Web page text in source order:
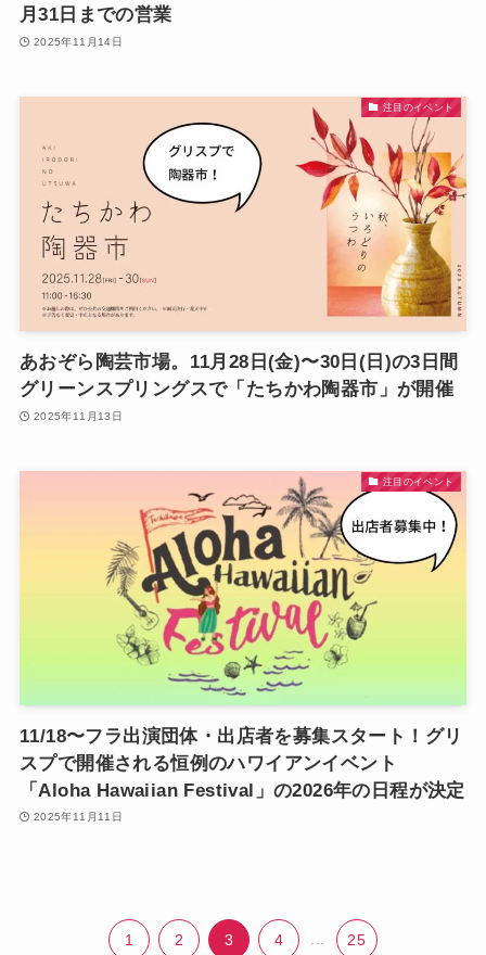
月31日までの営業
2025年11月14日
注目のイベント
あおぞら陶芸市場。11月28日(金)〜30日(日)の3日間
グリーンスプリングスで「たちかわ陶器市」が開催
2025年11月13日
注目のイベント
11/18〜フラ出演団体・出店者を募集スタート！グリ
スプで開催される恒例のハワイアンイベント
「Aloha Hawaiian Festival」の2026年の日程が決定
2025年11月11日
1 2 3 4 25